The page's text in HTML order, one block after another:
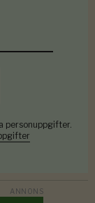
personuppgifter.